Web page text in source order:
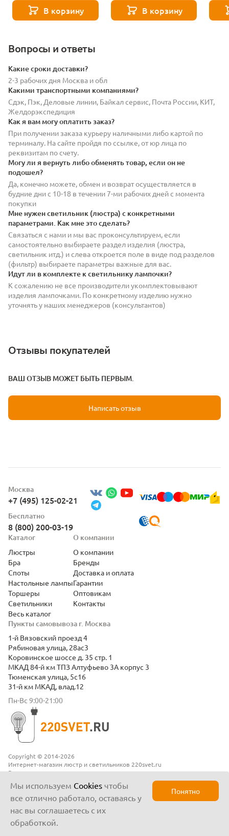
Acrylica Original FA8915
В корзину
Acrylica Original FA8914
В корзину
Вопросы и ответы
Какие сроки доставки?
2-3 рабочих дня Москва и обл
Какими транспортными компаниями?
Сдэк, Пэк, Деловые линии, Байкал сервис, Почта России, КИТ,
Желдорэкспедиция
Как я вам могу оплатить заказ?
При получении заказа курьеру наличными либо картой по
терминалу. На сайте пройдя по ссылке, от юр лица по
реквизитам по счету.
Могу ли я вернуть либо обменять товар, если он не
подошел?
Да, конечно можете, обмен и возврат осуществляется в
будние дни с 10-18 в течении 7-ми рабочих дней с момента
покупки
Мне нужен светильник (люстра) с конкретными
параметрами. Как мне это сделать?
Связаться с нами и мы вас проконсультируем, если
самостоятельно выбираете раздел изделия (люстра,
светильник итд.) и слева откроется поле в виде под разделов
(фильтр) выбираете параметры важные для вас.
Идут ли в комплекте к светильнику лампочки?
К сожалению не все производители укомплектовывают
изделия лампочками. По конкретному изделию нужно
уточнять у наших менеджеров (консультантов)
Отзывы покупателей
ВАШ ОТЗЫВ МОЖЕТ БЫТЬ ПЕРВЫМ.
Написать отзыв
Copyright © 2014-2026
Интернет-магазин люстр и светильников 220svet.ru
Все права защищены
Москва
+7 (495) 125-02-21
Бесплатно
8 (800) 200-03-19
Пункты самовывоза г. Москва
1-й Вязовский проезд 4
Рябиновая улица, 28ас3
Коровинское шоссе д. 35 стр. 1
МКАД 84-й км ТПЗ Алтуфьево 3А корпус 3
Тюменская улица, 5с16
31-й км МКАД, влад.12
Пн-Вс 9:00-21:00
Каталог
Люстры
Бра
Споты
Настольные лампы
Торшеры
Светильники
Весь каталог
О компании
О компании
Бренды
Доставка и оплата
Гарантии
Оптовикам
Контакты
Мы используем Cookies чтобы
все отлично работало, оставаясь у
нас вы соглашаетесь с их
обработкой.
Понятно